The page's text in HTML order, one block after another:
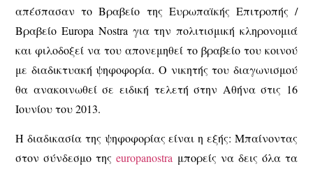
απέσπασαν το Βραβείο της Ευρωπαϊκής Επιτροπής /
Βραβείο Europa Nostra για την πολιτισμική κληρονομιά
και φιλοδοξεί να του απονεμηθεί το βραβείο του κοινού
με διαδικτυακή ψηφοφορία. Ο νικητής του διαγωνισμού
θα ανακοινωθεί σε ειδική τελετή στην Αθήνα στις 16
Ιουνίου του 2013.
Η διαδικασία της ψηφοφορίας είναι η εξής: Μπαίνοντας
στον σύνδεσμο τηςeuropanostra μπορείς να δεις όλα τα